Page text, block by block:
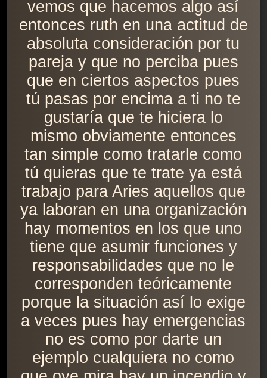
vemos que hacemos algo así
entonces ruth en una actitud de
absoluta consideración por tu
pareja y que no perciba pues
que en ciertos aspectos pues
tú pasas por encima a ti no te
gustaría que te hiciera lo
mismo obviamente entonces
tan simple como tratarle como
tú quieras que te trate ya está
trabajo para Aries aquellos que
ya laboran en una organización
hay momentos en los que uno
tiene que asumir funciones y
responsabilidades que no le
corresponden teóricamente
porque la situación así lo exige
a veces pues hay emergencias
no es como por darte un
ejemplo cualquiera no como